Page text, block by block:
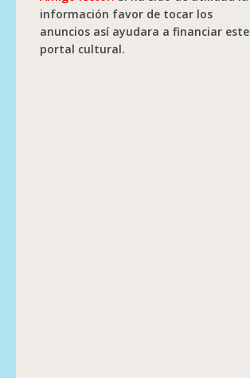
información favor de tocar los
anuncios así ayudara a financiar este
portal cultural.